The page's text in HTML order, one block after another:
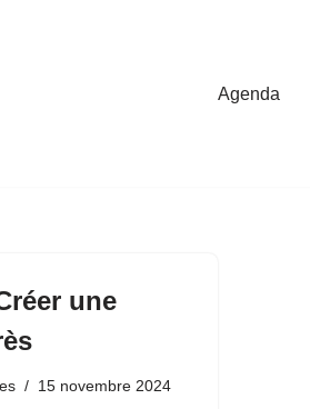
Agenda
une
15 novembre 2024